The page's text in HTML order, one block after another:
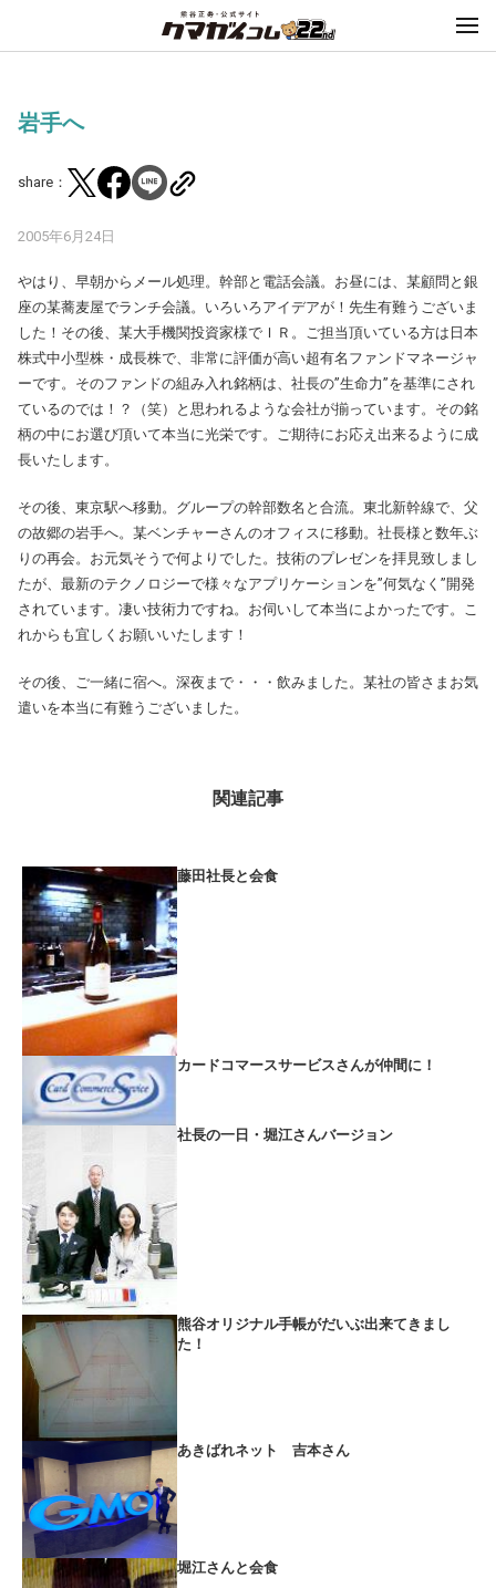
岩手へ
share：
2005年6月24日
やはり、早朝からメール処理。幹部と電話会議。お昼には、某顧問と銀
座の某蕎麦屋でランチ会議。いろいろアイデアが！先生有難うございま
した！その後、某大手機関投資家様でＩＲ。ご担当頂いている方は日本
株式中小型株・成長株で、非常に評価が高い超有名ファンドマネージャ
ーです。そのファンドの組み入れ銘柄は、社長の”生命力”を基準にされ
ているのでは！？（笑）と思われるような会社が揃っています。その銘
柄の中にお選び頂いて本当に光栄です。ご期待にお応え出来るように成
長いたします。
その後、東京駅へ移動。グループの幹部数名と合流。東北新幹線で、父
の故郷の岩手へ。某ベンチャーさんのオフィスに移動。社長様と数年ぶ
りの再会。お元気そうで何よりでした。技術のプレゼンを拝見致しまし
たが、最新のテクノロジーで様々なアプリケーションを”何気なく”開発
されています。凄い技術力ですね。お伺いして本当によかったです。こ
れからも宜しくお願いいたします！
その後、ご一緒に宿へ。深夜まで・・・飲みました。某社の皆さまお気
遣いを本当に有難うございました。
関連記事
藤田社長と会食
カードコマースサービスさんが仲間に！
社長の一日・堀江さんバージョン
熊谷オリジナル手帳がだいぶ出来てきまし
た！
あきばれネット 吉本さん
堀江さんと会食